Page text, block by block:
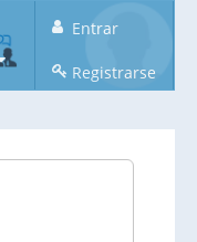
Entrar
Registrarse